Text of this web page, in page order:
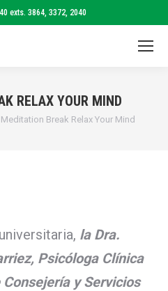
exts. 3864, 3372, 2040
RELAX YOUR MIND
Meditation Break Relax Your Mind
la Dra.
Psicóloga Clínica
y Servicios